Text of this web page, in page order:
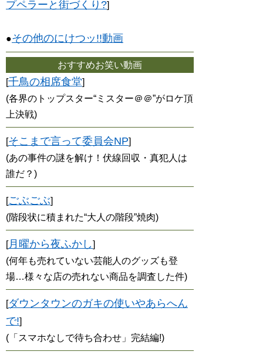
プペラーと街づくり?]
●その他のにけつッ!!動画
おすすめお笑い動画
[千鳥の相席食堂]
(各界のトップスター“ミスター＠＠”がロケ頂
上決戦)
[そこまで言って委員会NP]
(あの事件の謎を解け！伏線回収・真犯人は
誰だ？)
[ごぶごぶ]
(階段状に積まれた“大人の階段”焼肉)
[月曜から夜ふかし]
(何年も売れていない芸能人のグッズも登
場…様々な店の売れない商品を調査した件)
[ダウンタウンのガキの使いやあらへん
で!]
(「スマホなしで待ち合わせ」完結編!)